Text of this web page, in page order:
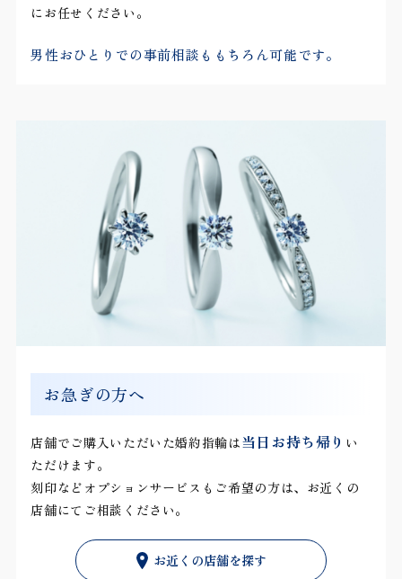
にお任せください。
男性おひとりでの事前相談ももちろん可能です。
お急ぎの方へ
店舗でご購入いただいた婚約指輪は当日お持ち帰り い
ただけます。
刻印などオプションサービスもご希望の方は、お近くの
店舗にてご相談ください。
お近くの店舗を探す